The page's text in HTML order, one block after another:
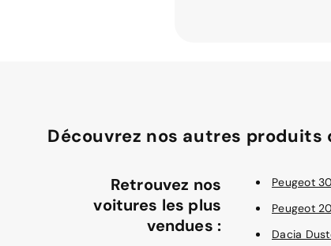
Découvrez nos autres
Retrouvez nos
voitures les plus
vendues :
Peugeot
Peugeot
Dacia